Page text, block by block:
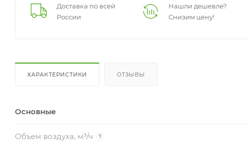
Доставка по всей
России
Нашли дешевле?
Снизим цену!
ХАРАКТЕРИСТИКИ ОТЗЫВЫ
Основные
Объем воздуха, м³/ч ?